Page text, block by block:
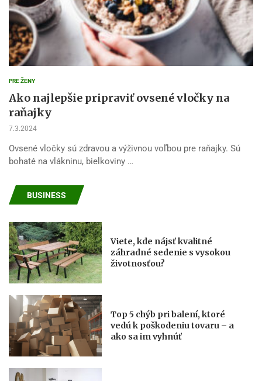
PRE ŽENY
Ako najlepšie pripraviť ovsené vločky na
raňajky
7.3.2024
Ovsené vločky sú zdravou a výživnou voľbou pre raňajky. Sú
bohaté na vlákninu, bielkoviny …
BUSINESS
Viete, kde nájsť kvalitné
záhradné sedenie s vysokou
životnosťou?
Top 5 chýb pri balení, ktoré
vedú k poškodeniu tovaru – a
ako sa im vyhnúť